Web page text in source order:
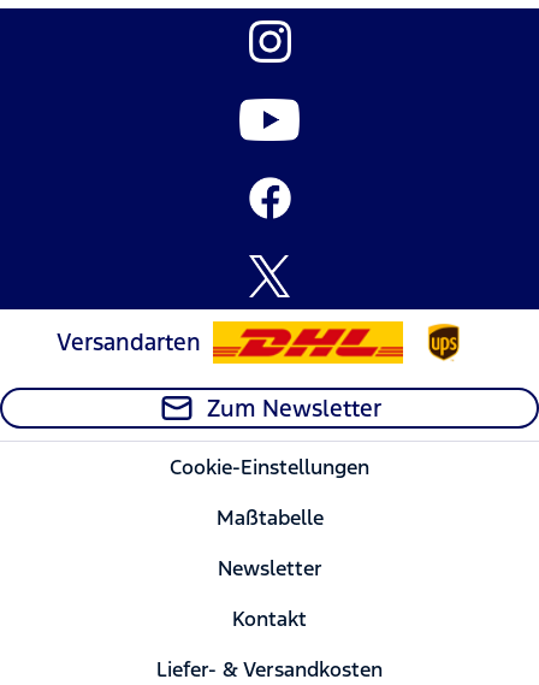
Versandarten
Zum Newsletter
Cookie-Einstellungen
Maßtabelle
Newsletter
Kontakt
Liefer- & Versandkosten